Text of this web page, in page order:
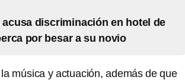
discriminación en hotel de
por besar a su novio
música y actuación, además de que